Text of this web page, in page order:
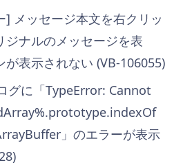
メッセージ本文を右クリッ
ジナルのメッセージを表
が表示されない (VB-106055)
グに「TypeError: Cannot
」のエラーが表示